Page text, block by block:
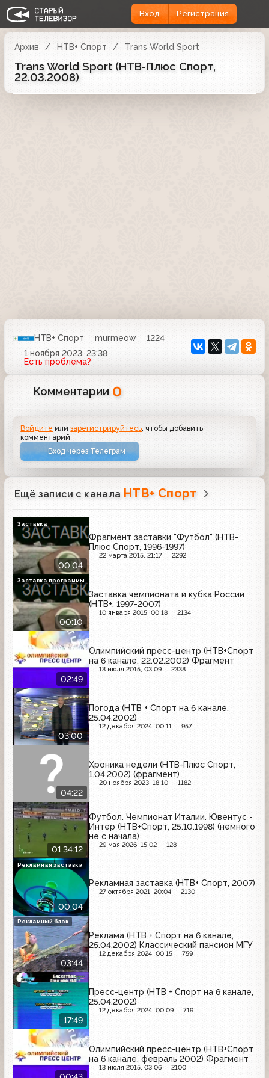
Вход Регистрация
Архив НТВ+ Спорт Trans World Sport
Trans World Sport (НТВ-Плюс Спорт,
22.03.2008)
НТВ+ Спорт murmeow
1224
1 ноября 2023, 23:38
Есть проблема?
Комментарии 0
Войдите илизарегистрируйтесь , чтобы добавить
комментарий
Вход через Телеграм
Ещё записи с канала НТВ+ Спорт
00:04
Фрагмент заставки "Футбол" (НТВ-
Плюс Спорт, 1996-1997)
22 марта 2015, 21:17 2292
Заставка
00:10
Заставка чемпионата и кубка России
(НТВ+, 1997-2007)
10 января 2015, 00:18 2134
Заставка программы
02:49
Олимпийский пресс-центр (НТВ+Спорт
на 6 канале, 22.02.2002) Фрагмент
13 июля 2015, 03:09 2338
03:00
Погода (НТВ + Спорт на 6 канале,
25.04.2002)
12 декабря 2024, 00:11 957
04:22
Хроника недели (НТВ-Плюс Спорт,
1.04.2002) (фрагмент)
20 ноября 2023, 18:10 1182
01:34:12
Футбол. Чемпионат Италии. Ювентус -
Интер (НТВ+Спорт, 25.10.1998) (немного
не с начала)
29 мая 2026, 15:02 128
00:04
Рекламная заставка (НТВ+ Спорт, 2007)
27 октября 2021, 20:04 2130
Рекламная заставка
03:44
Реклама (НТВ + Спорт на 6 канале,
25.04.2002) Классический пансион МГУ
12 декабря 2024, 00:15 759
Рекламный блок
17:49
Пресс-центр (НТВ + Спорт на 6 канале,
25.04.2002)
12 декабря 2024, 00:09 719
Олимпийский пресс-центр (НТВ+Спорт
на 6 канале, февраль 2002) Фрагмент
13 июля 2015, 03:06 2100